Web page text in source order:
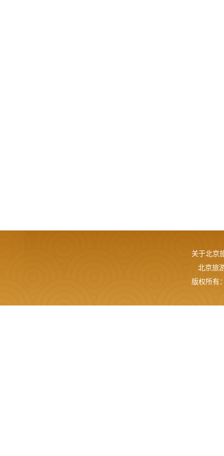
关于北京
北京旅
版权所有